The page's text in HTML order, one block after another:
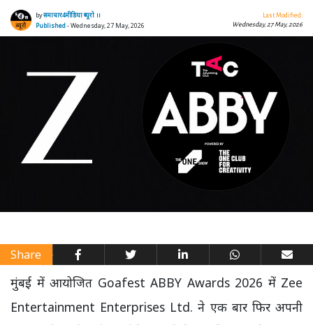
byसमाचार4मीडिया ब्यूरो ।।
Published- Wednesday, 27 May, 2026
Last Modified:
Wednesday, 27 May, 2026
Share
मुंबई में आयोजित Goafest ABBY Awards 2026 में Zee
Entertainment Enterprises Ltd. ने एक बार फिर अपनी